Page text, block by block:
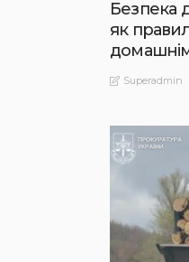
Безпека
як
Superadmin